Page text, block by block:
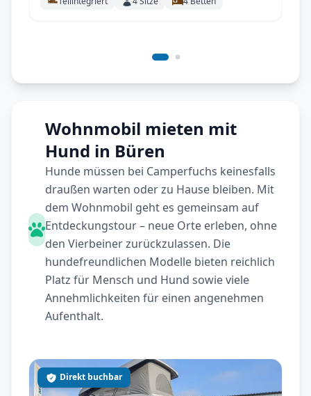
Wohnmobil mieten mit
Hund in Büren
Hunde müssen bei Camperfuchs keinesfalls
draußen warten oder zu Hause bleiben. Mit
dem Wohnmobil geht es gemeinsam auf
Entdeckungstour – neue Orte erleben, ohne
den Vierbeiner zurückzulassen. Die
hundefreundlichen Modelle bieten reichlich
Platz für Mensch und Hund sowie viele
Annehmlichkeiten für einen angenehmen
Aufenthalt.
Direkt buchbar